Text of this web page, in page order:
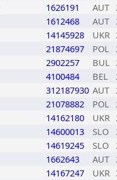
1626191 AUT
1612468 AUT
14145928 UKR
21874697 POL
2902257 BUL
4100484 BEL
312187930 AUT
21078882 POL
14162180 UKR
14600013 SLO
14619245 SLO
1662643 AUT
14167247 UKR